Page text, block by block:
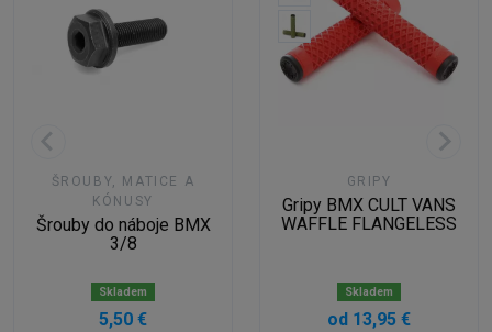
ŠROUBY, MATICE A
KÓNUSY
Šrouby do náboje BMX
3/8
Skladem
5,50 €
GRIPY
Gripy BMX CULT VANS
WAFFLE FLANGELESS
Skladem
od 13,95 €